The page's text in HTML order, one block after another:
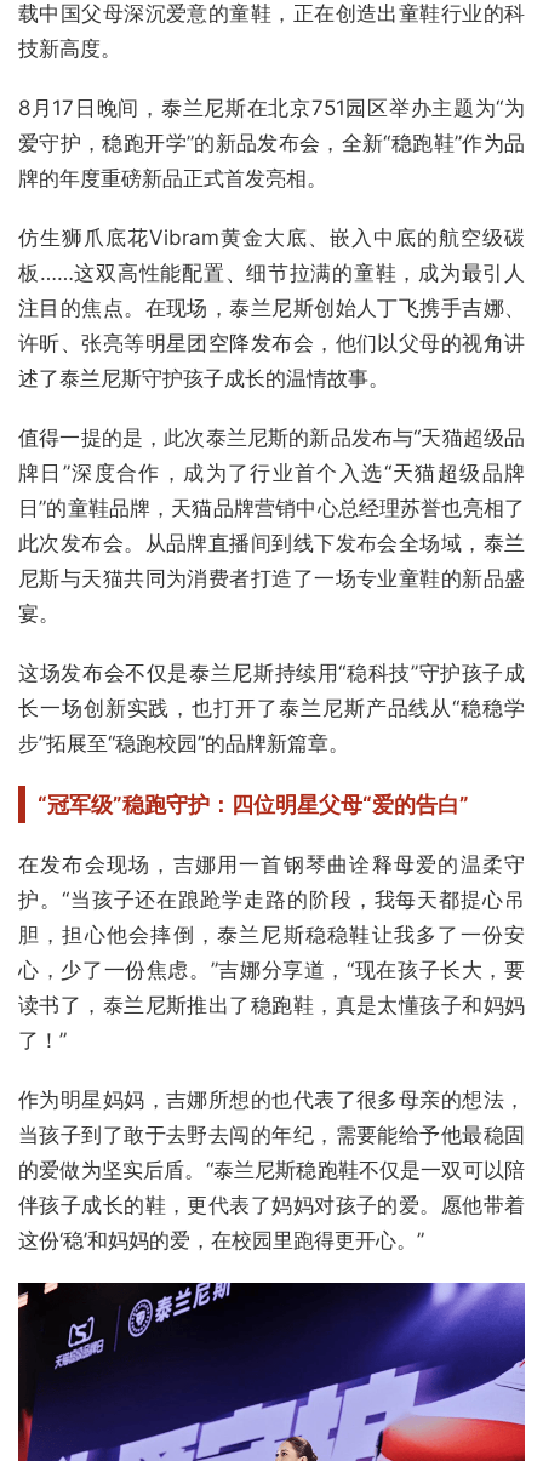
载中国父母深沉爱意的童鞋，正在创造出童鞋行业的科
技新高度。
8月17日晚间，泰兰尼斯在北京751园区举办主题为“为
爱守护，稳跑开学”的新品发布会，全新“稳跑鞋”作为品
牌的年度重磅新品正式首发亮相。
仿生狮爪底花Vibram黄金大底、嵌入中底的航空级碳
板……这双高性能配置、细节拉满的童鞋，成为最引人
注目的焦点。在现场，泰兰尼斯创始人丁飞携手吉娜、
许昕、张亮等明星团空降发布会，他们以父母的视角讲
述了泰兰尼斯守护孩子成长的温情故事。
值得一提的是，此次泰兰尼斯的新品发布与“天猫超级品
牌日”深度合作，成为了行业首个入选“天猫超级品牌
日”的童鞋品牌，天猫品牌营销中心总经理苏誉也亮相了
此次发布会。从品牌直播间到线下发布会全场域，泰兰
尼斯与天猫共同为消费者打造了一场专业童鞋的新品盛
宴。
这场发布会不仅是泰兰尼斯持续用“稳科技”守护孩子成
长一场创新实践，也打开了泰兰尼斯产品线从“稳稳学
步”拓展至“稳跑校园”的品牌新篇章。
“冠军级”稳跑守护： 四位明星父母“爱的告白”
在发布会现场，吉娜用一首钢琴曲诠释母爱的温柔守
护。“当孩子还在踉跄学走路的阶段，我每天都提心吊
胆，担心他会摔倒，泰兰尼斯稳稳鞋让我多了一份安
心，少了一份焦虑。”吉娜分享道，“现在孩子长大，要
读书了，泰兰尼斯推出了稳跑鞋，真是太懂孩子和妈妈
了！”
作为明星妈妈，吉娜所想的也代表了很多母亲的想法，
当孩子到了敢于去野去闯的年纪，需要能给予他最稳固
的爱做为坚实后盾。“泰兰尼斯稳跑鞋不仅是一双可以陪
伴孩子成长的鞋，更代表了妈妈对孩子的爱。愿他带着
这份‘稳’和妈妈的爱，在校园里跑得更开心。”